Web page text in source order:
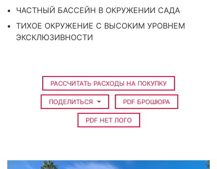
ЧАСТНЫЙ БАССЕЙН В ОКРУЖЕНИИ САДА
ТИХОЕ ОКРУЖЕНИЕ С ВЫСОКИМ УРОВНЕМ
ЭКСКЛЮЗИВНОСТИ
РАССЧИТАТЬ РАСХОДЫ НА ПОКУПКУ
ПОДЕЛИТЬСЯ PDF БРОШЮРА
PDF НЕТ ЛОГО